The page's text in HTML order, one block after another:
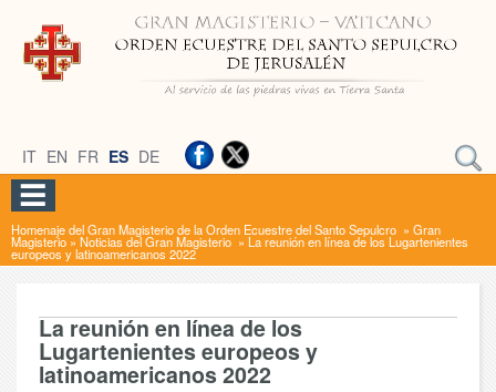
IT EN FR ES DE
Homenaje del Gran Magisterio de la Orden Ecuestre del Santo Sepulcro » Gran
Magisterio » Noticias del Gran Magisterio » La reunión en línea de los Lugartenientes
europeos y latinoamericanos 2022
La reunión en línea de los
Lugartenientes europeos y
latinoamericanos 2022